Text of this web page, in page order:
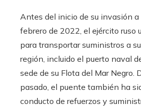
Antes del inicio de su invasión a
febrero de 2022, el ejército ruso
para transportar suministros a
región, incluido el puerto naval
sede de su Flota del Mar Negro.
pasado, el puente también ha
conducto de refuerzos y